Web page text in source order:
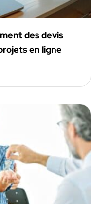
des devis
en ligne